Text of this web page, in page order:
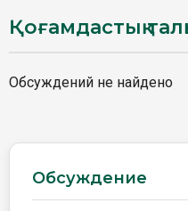
Қоғамдастық
Обсуждений не найдено
Обсуждение